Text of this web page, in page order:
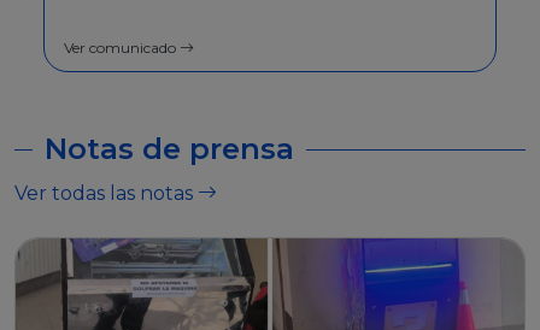
Ver comunicado
Notas de prensa
Ver todas las notas